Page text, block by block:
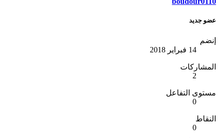
عضو جديد
إنضم
14 فبراير 2018
المشاركات
2
مستوى التفاعل
0
النقاط
0